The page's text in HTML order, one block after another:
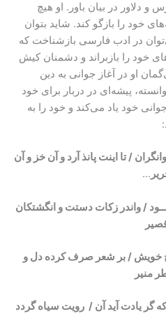
دلاور در بیان باور. او هیچ
خود را بازگو کند. شاید بتوان
در ادب فارسی بازشناخت که
خود را بازبراند و دشمنان کیش
او در آغاز جوانی به دین
پیشه‌ای در دربار برای خود
خود یاد می‌کند و خود را به
/ تا اینت پانذ آرد و آن خز و آن
…
/ واندر زکات دستت و انگشتکان
خویش / بر شعر صرف کرده دل و
منیر
آید آن / رویت سیاه گردد